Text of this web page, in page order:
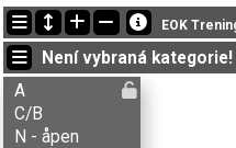
Nejnovější změny
19:18:01: Emilie H.
19:15:41: Eilif A. Kvamme
19:13:41: Ottar Evensen
EOK
Není vybraná kategorie!
A
C/B
N - åpen